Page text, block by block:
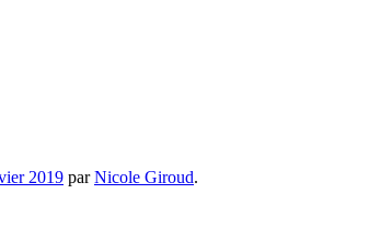
2019 parNicole Giroud.